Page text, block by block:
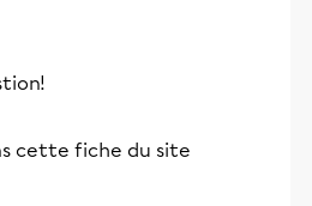
cette fiche du site